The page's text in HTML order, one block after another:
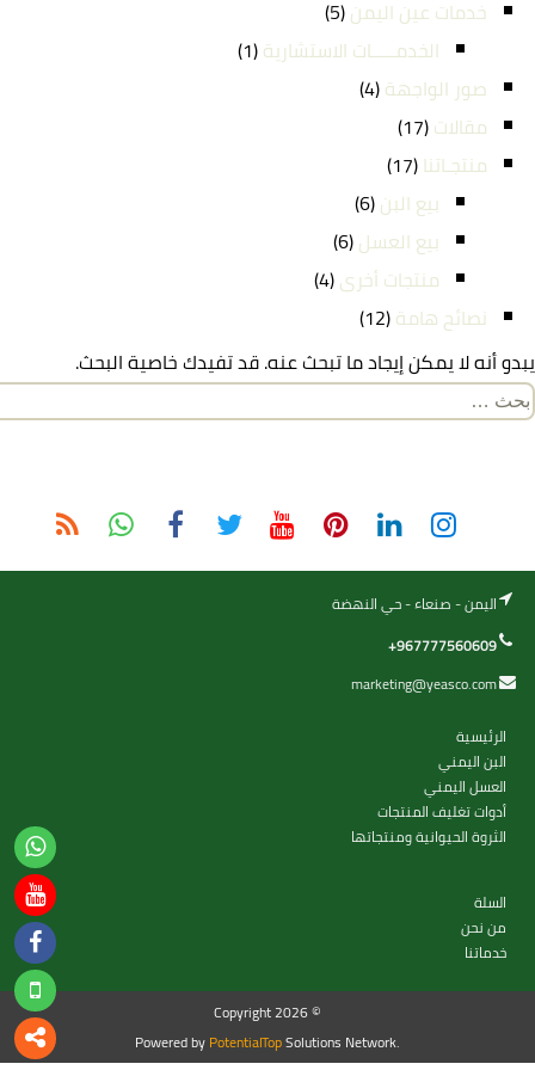
خدمات عين اليمن(5)
الخدمـــــات الاستشارية(1)
صور الواجهة(4)
مقالات(17)
منتجـاتنا (17)
بيع البن(6)
بيع العسل(6)
منتجات أخرى(4)
نصائح هامة(12)
يبدو أنه لا يمكن إيجاد ما تبحث عنه. قد تفيدك خاصية البحث.
البحث
اليمن - صنعاء - حي النهضة
+967777560609
marketing@yeasco.com
الرئيسية
البن اليمني
العسل اليمني
أدوات تغليف المنتجات
الثروة الحيوانية ومنتجاتها
السلة
من نحن
خدماتنا
Copyright 2026 ©
Powered byPotentialTopSolutions Network.